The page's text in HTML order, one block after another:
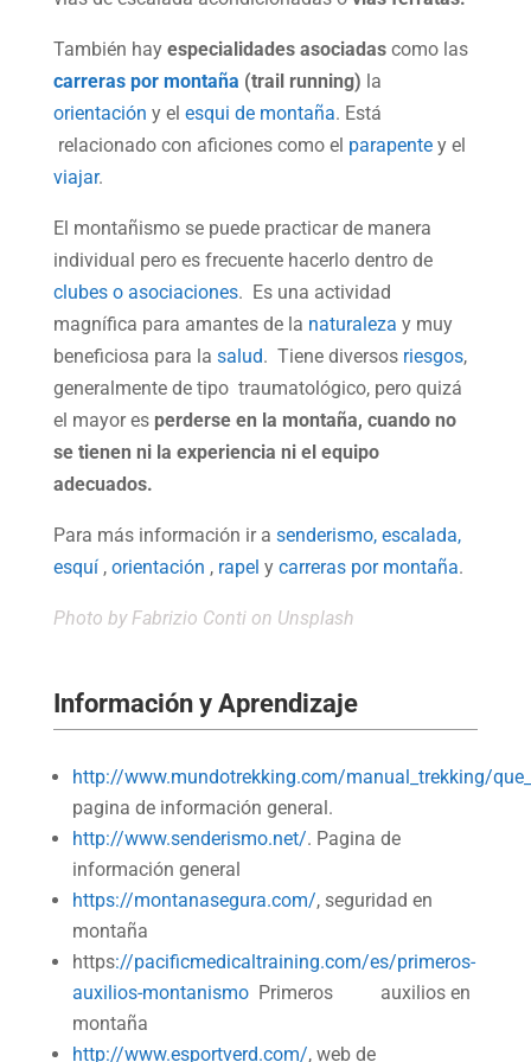
También hay especialidades asociadascomo las
carreras por montaña (trail running) la
orientación y el esqui de montaña. Está
relacionado con aficiones como el parapente y el
viajar.
El montañismo se puede practicar de manera
individual pero es frecuente hacerlo dentro de
clubes o asociaciones. Es una actividad
magnífica para amantes de la naturaleza y muy
beneficiosa para la salud. Tiene diversos riesgos,
generalmente de tipo traumatológico, pero quizá
el mayor es perderse en la montaña, cuando no
se tienen ni la experiencia ni el equipo
adecuados.
Para más información ir a senderismo, escalada,
esquí, orientación , rapel y carreras por montaña.
Photo byFabrizio Contion Unsplash
Información y Aprendizaje
http://www.mundotrekking.com/manual_trekking/
pagina de información general.
http://www.senderismo.net/. Pagina de
información general
https://montanasegura.com/, seguridad en
montaña
https://pacificmedicaltraining.com/es/primeros-
auxilios-montanismoPrimeros auxilios en
montaña
http://www.esportverd.com/, web de